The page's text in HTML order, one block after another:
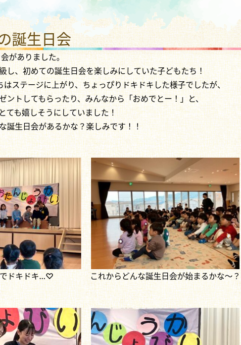
り さかえこども園
誕生日会
がありました。
し、初めての誕生日会を楽しみにしていた子どもたち！
はステージに上がり、ちょっぴりドキドキした様子でしたが、
ントしてもらったり、みんなから「おめでとー！」と、
ても嬉しそうにしていました！
誕生日会があるかな？楽しみです！！
ドキドキ…♡ これからどんな誕生日会が始まるかな～？